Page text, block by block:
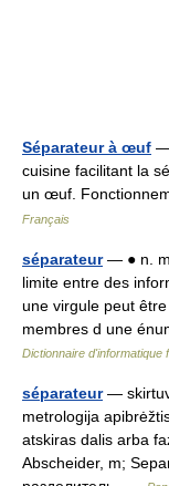
Séparateur à œuf —
cuisine facilitant la
un œuf.
Français
séparateur— ● n.
limite entre des
une virgule peut
membres d une
Dictionnaire d'informatique
séparateur—
metrologija
atskiras dalis arba
Abscheider, m;